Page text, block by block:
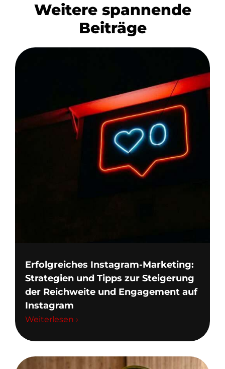
Weitere spannende
Beiträge
Erfolgreiches Instagram-Marketing:
Strategien und Tipps zur Steigerung
der Reichweite und Engagement auf
Instagram
Weiterlesen ›